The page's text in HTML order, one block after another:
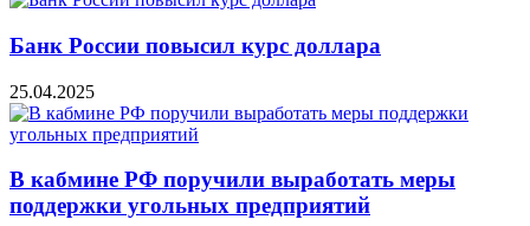
Банк России повысил курс доллара
25.04.2025
В кабмине РФ поручили выработать меры
поддержки угольных предприятий